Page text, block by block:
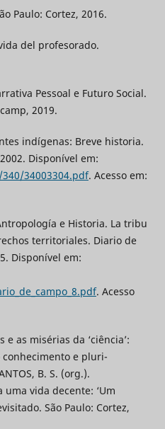
Paulo: Cortez, 2016.
del profesorado.
Pessoal e Futuro Social.
2019.
indígenas: Breve historia.
Disponível em:
34003304.pdf. Acesso em:
e Historia. La tribu
territoriales. Diario de
Disponível em:
. Acesso
e as misérias da ‘ciência’:
e pluri-
B. S. (org.).
vida decente: ‘Um
São Paulo: Cortez,